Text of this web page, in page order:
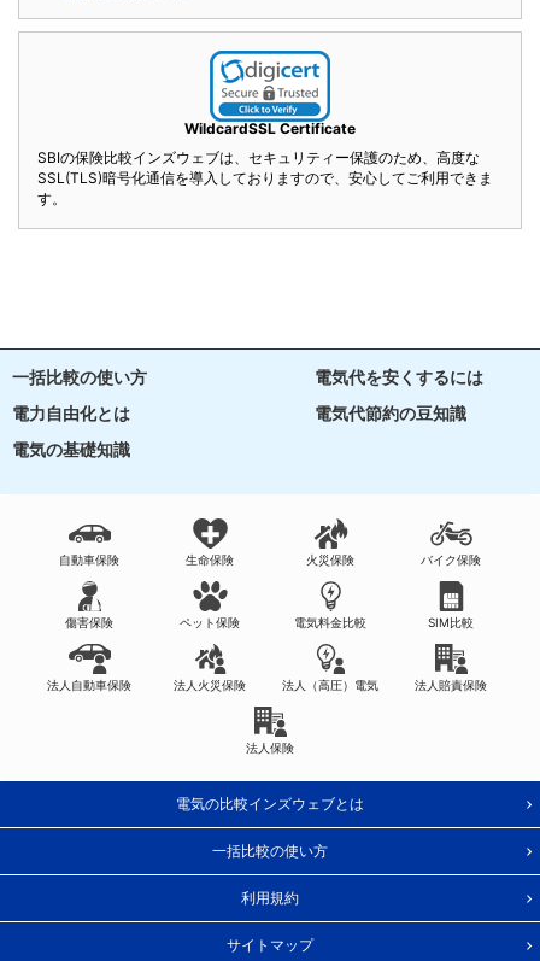
WildcardSSL Certificate
SBIの保険比較インズウェブは、セキュリティー保護のため、高度な
SSL(TLS)暗号化通信を導入しておりますので、安心してご利用できま
す。
一括比較の使い方
電気代を安くするには
電力自由化とは
電気代節約の豆知識
電気の基礎知識
自動車保険 生命保険 火災保険 バイク保険
傷害保険 ペット保険 電気料金比較 SIM比較
法人自動車保険 法人火災保険 法人（高圧）電気 法人賠責保険
法人保険
電気の比較インズウェブとは
一括比較の使い方
利用規約
サイトマップ